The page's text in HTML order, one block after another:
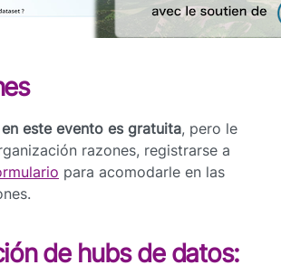
este evento es gratuita, pero le
razones, registrarse a
para acomodarle en las
de hubs de datos: